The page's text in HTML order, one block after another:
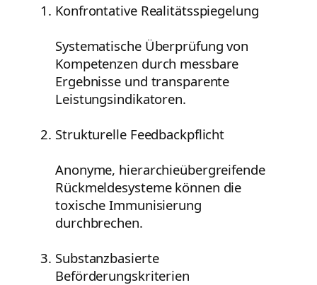
Konfrontative Realitätsspiegelung
Systematische Überprüfung von
Kompetenzen durch messbare
Ergebnisse und transparente
Leistungsindikatoren.
Strukturelle Feedbackpflicht
Anonyme, hierarchieübergreifende
Rückmeldesysteme können die
toxische Immunisierung
durchbrechen.
Substanzbasierte
Beförderungskriterien